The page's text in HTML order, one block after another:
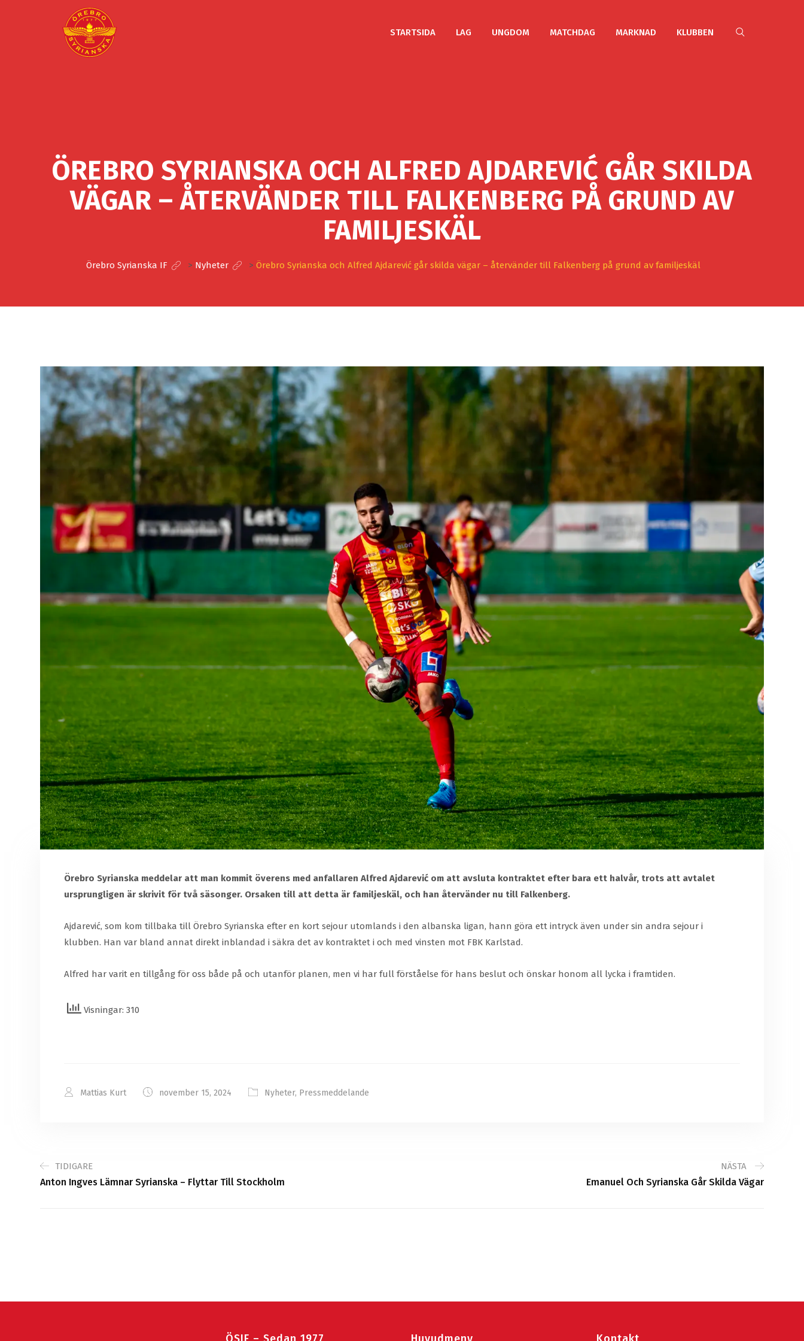
STARTSIDA LAG UNGDOM MATCHDAG MARKNAD KLUBBEN
ÖREBRO SYRIANSKA OCH ALFRED AJDAREVIĆ GÅR SKILDA
VÄGAR – ÅTERVÄNDER TILL FALKENBERG PÅ GRUND AV
FAMILJESKÄL
Örebro Syrianska IF > Nyheter > Örebro Syrianska och Alfred Ajdarević går skilda vägar – återvänder till Falkenberg på grund av familjeskäl
Örebro Syrianska meddelar att man kommit överens med anfallaren Alfred Ajdarević om att avsluta kontraktet efter bara ett halvår, trots att avtalet
ursprungligen är skrivit för två säsonger. Orsaken till att detta är familjeskäl, och han återvänder nu till Falkenberg.
Ajdarević, som kom tillbaka till Örebro Syrianska efter en kort sejour utomlands i den albanska ligan, hann göra ett intryck även under sin andra sejour i
klubben. Han var bland annat direkt inblandad i säkra det av kontraktet i och med vinsten mot FBK Karlstad.
Alfred har varit en tillgång för oss både på och utanför planen, men vi har full förståelse för hans beslut och önskar honom all lycka i framtiden.
Visningar: 310
Mattias Kurt november 15, 2024 Nyheter, Pressmeddelande
TIDIGARE
Anton Ingves Lämnar Syrianska – Flyttar Till Stockholm
NÄSTA
Emanuel Och Syrianska Går Skilda Vägar